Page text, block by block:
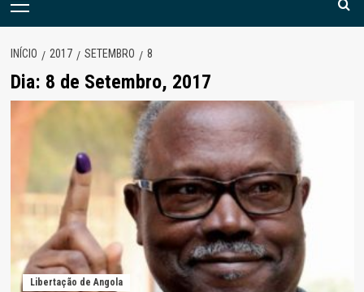
Menu
INÍCIO 2017 SETEMBRO 8
Dia: 8 de Setembro, 2017
Libertação de Angola